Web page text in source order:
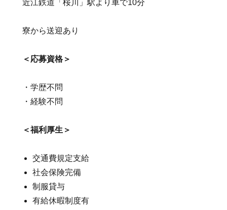
近江鉄道「桜川」駅より車で10分
寮から送迎あり
＜応募資格＞
・学歴不問
・経験不問
＜福利厚生＞
交通費規定支給
社会保険完備
制服貸与
有給休暇制度有